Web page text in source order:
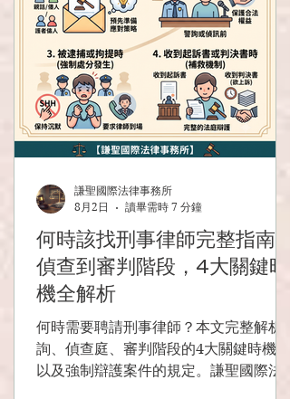
何時該找刑事律師完整指南：
偵查到審判階段，4大關鍵時
機全解析
何時需要聘請刑事律師？本文完整解析警
詢、偵查庭、審判階段的4大關鍵時機，
以及強制辯護案件的規定。謙聖國際法律
謙聖國際法律事務所
8月2日
讀畢需時 7 分鐘